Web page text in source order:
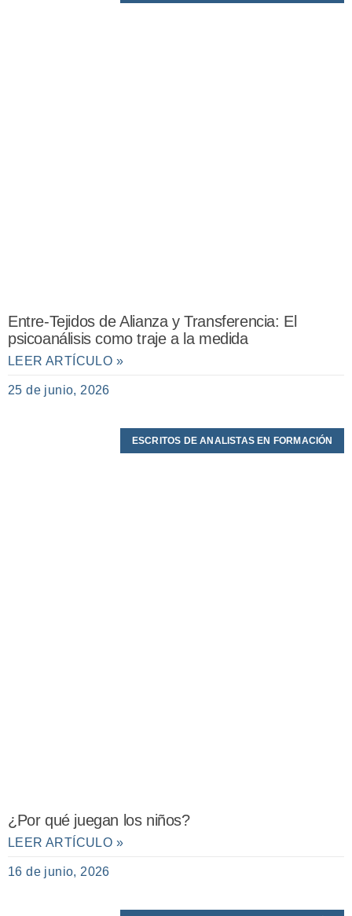
Entre-Tejidos de Alianza y Transferencia: El
psicoanálisis como traje a la medida
LEER ARTÍCULO »
25 de junio, 2026
ESCRITOS DE ANALISTAS EN FORMACIÓN
¿Por qué juegan los niños?
LEER ARTÍCULO »
16 de junio, 2026